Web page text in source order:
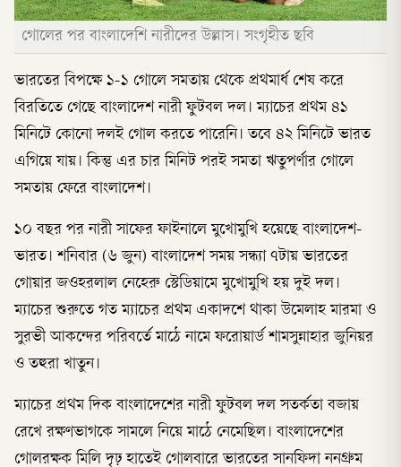
গোলের পর বাংলাদেশি নারীদের উল্লাস। সংগৃহীত ছবি
ভারতের বিপক্ষে ১-১ গোলে সমতায় থেকে প্রথমার্ধ শেষ করে
বিরতিতে গেছে বাংলাদেশ নারী ফুটবল দল। ম্যাচের প্রথম ৪১
মিনিটে কোনো দলই গোল করতে পারেনি। তবে ৪২ মিনিটে ভারত
এগিয়ে যায়। কিন্তু এর চার মিনিট পরই সমতা ঋতুপর্ণার গোলে
সমতায় ফেরে বাংলাদেশ।
১০ বছর পর নারী সাফের ফাইনালে মুখোমুখি হয়েছে বাংলাদেশ-
ভারত। শনিবার (৬ জুন) বাংলাদেশ সময় সন্ধ্যা ৭টায় ভারতের
গোয়ার জওহরলাল নেহেরু স্টেডিয়ামে মুখোমুখি হয় দুই দল।
ম্যাচের শুরুতে গত ম্যাচের প্রথম একাদশে থাকা উমেলাহ মারমা ও
সুরভী আকন্দের পরিবর্তে মাঠে নামে ফরোয়ার্ড শামসুন্নাহার জুনিয়র
ও তহুরা খাতুন।
ম্যাচের প্রথম দিক বাংলাদেশের নারী ফুটবল দল সতর্কতা বজায়
রেখে রক্ষণভাগকে সামলে নিয়ে মাঠে নেমেছিল। বাংলাদেশের
গোলরক্ষক মিলি দৃঢ় হাতেই গোলবারে ভারতের সানফিদা ননগ্রুম